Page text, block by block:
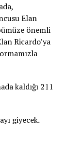
Elan
önemli
Ricardo’ya
kaldığı 211
giyecek.